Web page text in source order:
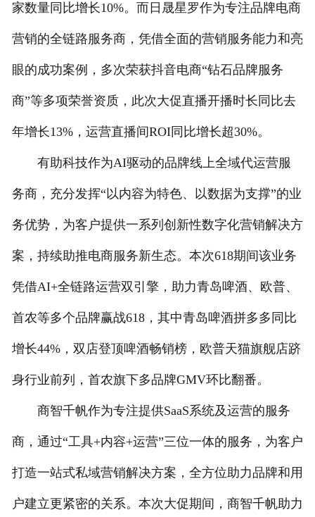
家数量同比增长10%。而日晟星罗作为专注品牌电商
营销的全链路服务商，凭借全面的营销服务能力和亮
眼的成功案例，多次荣获抖音电商“钻石品牌服务
商”等多项荣誉资质，此次大促直播开播时长同比去
年增长13%，运营直播间ROI同比增长超30%。
有助科技作为AI驱动的品牌线上全域代运营服
务商，充分发挥“以内容为特色、以数据为支撑”的业
务优势，为客户提供一系列创新性数字化营销解决方
案，持续助推电商服务新生态。本次618期间该业务
凭借AI+全链路运营双引擎，助力青岛啤酒、欧普、
首农等多个品牌赢战618，其中青岛啤酒拼多多同比
增长44%，双店登顶啤酒畅销榜，欧普天猫旗舰店跻
身行业前列，首农旗下多品牌GMV环比翻番。
商智千帆作为专注提供SaaS系统及运营的服务
商，通过“工具+内容+运营”三位一体的服务，为客户
打造一站式私域营销解决方案，全方位助力品牌和用
户建立更紧密的关系。本次大促期间，商智千帆助力